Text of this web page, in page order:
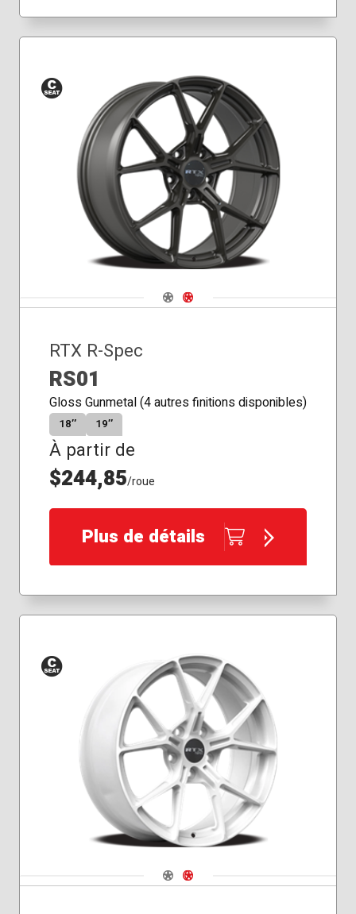
Siège
conique
Navigate 1
Navigate 2
RTX R-Spec
RS01
Gloss Gunmetal (4 autres finitions disponibles)
18″ 19″
À partir de
$244,85/roue
Plus de détails
Siège
Navigate 1
Navigate 2